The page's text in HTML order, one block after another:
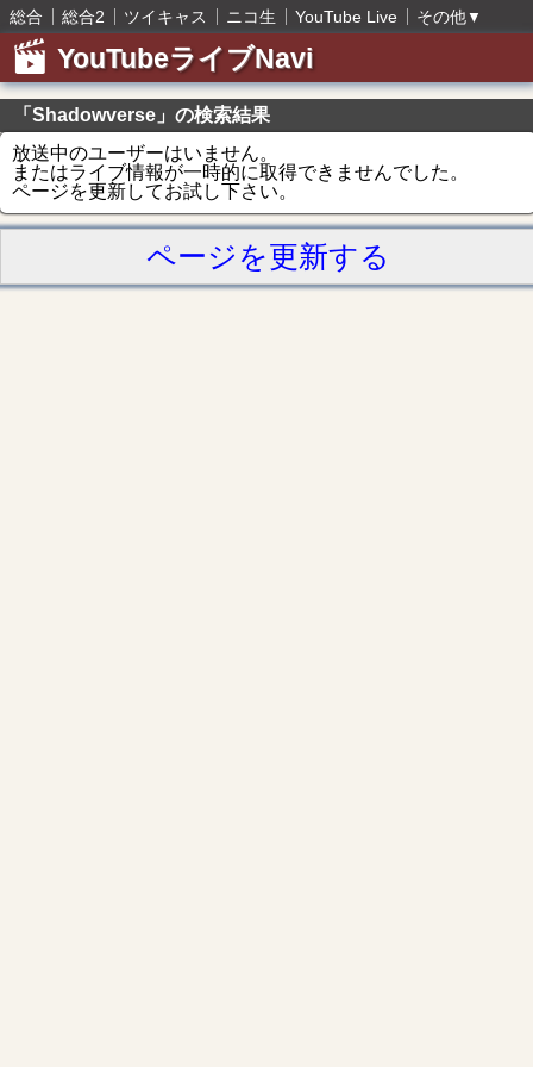
総合 総合2 ツイキャス ニコ生 YouTube Live その他▼
YouTubeライブNavi
「Shadowverse」の検索結果
放送中のユーザーはいません。
またはライブ情報が一時的に取得できませんでした。
ページを更新してお試し下さい。
ページを更新する